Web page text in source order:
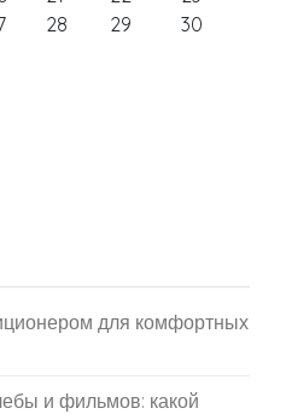
28 29
30
для комфортных
и фильмов: какой